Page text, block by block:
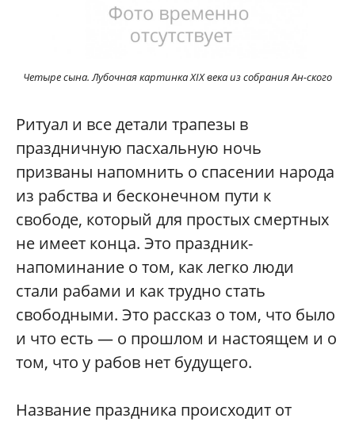
Четыре сына. Лубочная картинка XIX века из собрания Ан-ского
Ритуал и все детали трапезы в
праздничную пасхальную ночь
призваны напомнить о спасении народа
из рабства и бесконечном пути к
свободе, который для простых смертных
не имеет конца. Это праздник-
напоминание о том, как легко люди
стали рабами и как трудно стать
свободными. Это рассказ о том, что было
и что есть — о прошлом и настоящем и о
том, что у рабов нет будущего.
Название праздника происходит от